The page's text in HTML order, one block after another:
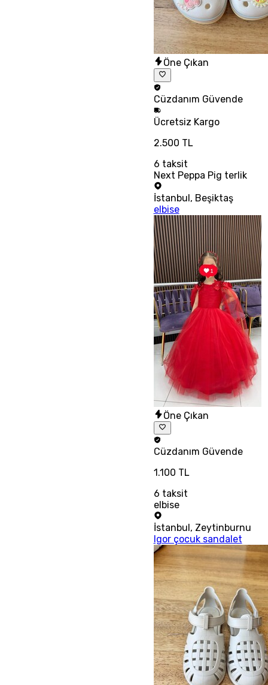
Öne Çıkan
Cüzdanım Güvende
Ücretsiz Kargo
2.500 TL
6 taksit
Next Peppa Pig terlik
İstanbul, Beşiktaş
elbise
Öne Çıkan
Cüzdanım Güvende
1.100 TL
6 taksit
elbise
İstanbul, Zeytinburnu
Igor çocuk sandalet